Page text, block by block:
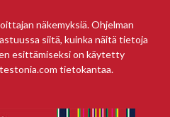
näkemyksiä. Ohjelman
siitä, kuinka näitä tietoja
esittämiseksi on käytetty
tietokantaa.